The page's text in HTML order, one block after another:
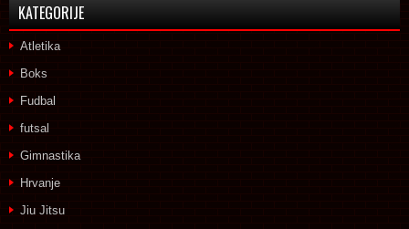
KATEGORIJE
Atletika
Boks
Fudbal
futsal
Gimnastika
Hrvanje
Jiu Jitsu